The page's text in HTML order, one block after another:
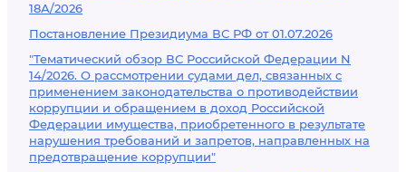
18А/2026
Постановление Президиума ВС РФ от 01.07.2026
"Тематический обзор ВС Российской Федерации N
14/2026. О рассмотрении судами дел, связанных с
применением законодательства о противодействии
коррупции и обращением в доход Российской
Федерации имущества, приобретенного в результате
нарушения требований и запретов, направленных на
предотвращение коррупции"